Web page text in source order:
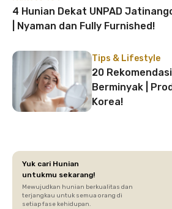
4 Hunian Dekat UNPAD
| Nyaman dan Fully Furnished!
Tips & Lifestyle
20
Berminyak |
Korea!
Yuk cari Hunian
untukmu sekarang!
Mewujudkan hunian berkualitas dan
terjangkau untuk semua orang di
setiap fase kehidupan.